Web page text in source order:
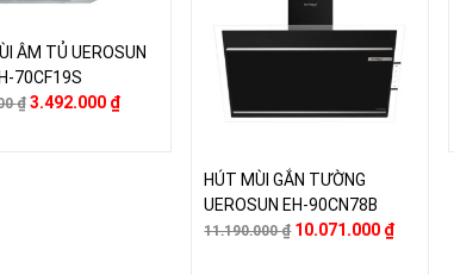
ÂM TỦ UEROSUN
70CF19S
₫ 3.492.000 ₫
HÚT MÙI GẮN TƯỜNG
UEROSUN EH-90CN78B
11.190.000₫ 10.071.000 ₫